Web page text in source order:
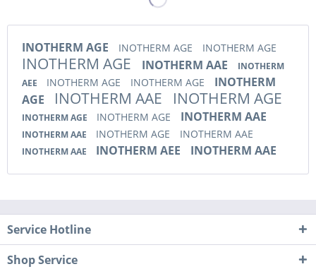
INOTHERM AGE INOTHERM AGE INOTHERM AGE
INOTHERM AGE INOTHERM AAE
INOTHERM
AEE
INOTHERM AGE INOTHERM AGE
INOTHERM
AGE
INOTHERM AAE INOTHERM AGE
INOTHERM AGE INOTHERM AGE INOTHERM AAE
INOTHERM AAE INOTHERM AGE INOTHERM AAE
INOTHERM AAE INOTHERM AEE INOTHERM AAE
Service Hotline
Shop Service